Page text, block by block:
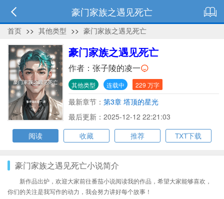
豪门家族之遇见死亡
首页 >> 其他类型 >> 豪门家族之遇见死亡
豪门家族之遇见死亡
作者： 张子陵的凌一
其他类型 连载中 229 万字
最新章节： 第3章 塔顶的星光
最后更新：2025-12-12 22:21:03
阅读
收藏 推荐 TXT下载
豪门家族之遇见死亡小说简介
新作品出炉，欢迎大家前往番茄小说阅读我的作品，希望大家能够喜欢，
你们的关注是我写作的动力，我会努力讲好每个故事！